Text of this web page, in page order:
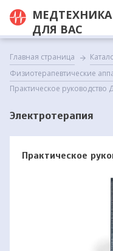
МЕДТЕХНИКА
ДЛЯ ВАС
Главная страница
Физиотерапевтические
Практическое руководство
Электротерапия
Практическое